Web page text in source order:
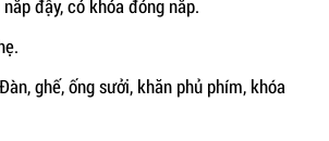
đậy, có khóa đóng nắp.
ghế, ống sưởi, khăn phủ phím, khóa